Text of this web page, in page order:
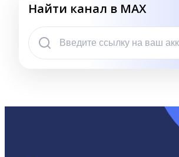
Найти канал в MAX